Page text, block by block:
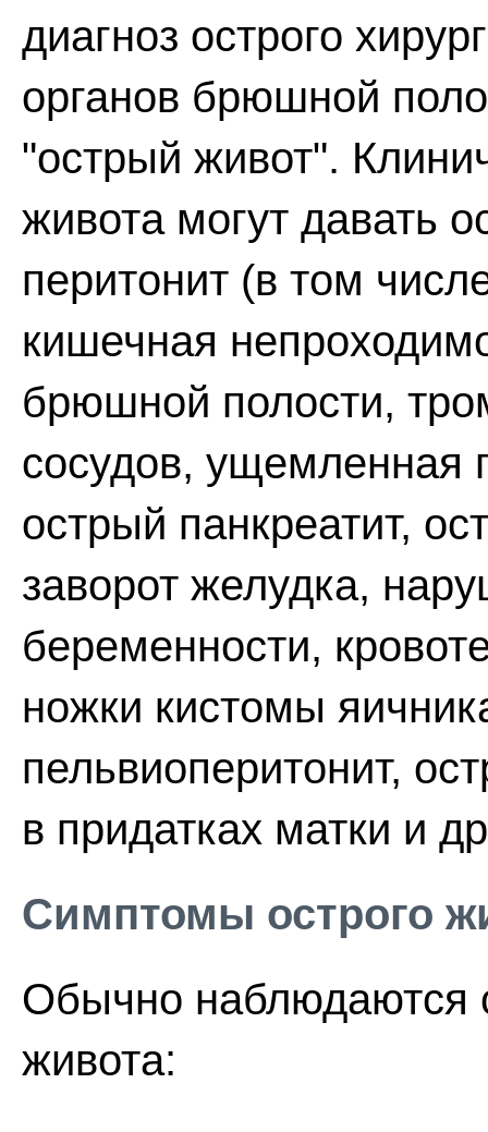
диагноз острого
органов брюшной
"острый живот".
живота могут давать
перитонит (в том
кишечная
брюшной полости,
сосудов, ущемленная
острый панкреатит,
заворот желудка,
беременности,
ножки кистомы
пельвиоперитонит,
в придатках матки и
Симптомы острого
Обычно наблюдаются
живота: